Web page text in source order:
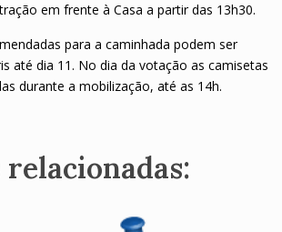
em frente à Casa a partir das 13h30.
para a caminhada podem ser
até dia 11. No dia da votação as camisetas
durante a mobilização, até as 14h.